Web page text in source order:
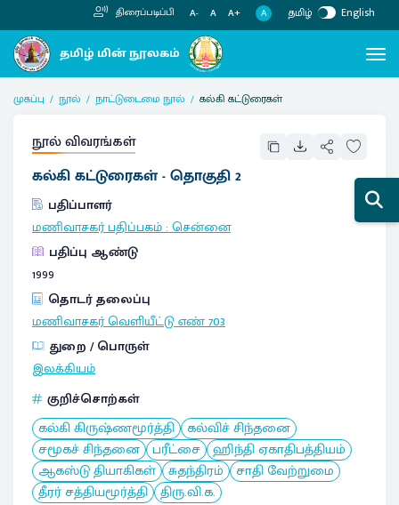
திரைப்படிப்பி A- A A+ A தமிழ் English
முகப்பு நூல் நாட்டுடைமை நூல் கல்கி கட்டுரைகள்
நூல் விவரங்கள்
கல்கி கட்டுரைகள் - தொகுதி 2
பதிப்பாளர்
மணிவாசகர் பதிப்பகம்:சென்னை
பதிப்பு ஆண்டு
1999
தொடர் தலைப்பு
மணிவாசகர் வெளியீட்டு எண்703
துறை / பொருள்
இலக்கியம்
குறிச்சொற்கள்
கல்கி கிருஷ்ணமூர்த்தி கல்விச் சிந்தனை
சமூகச் சிந்தனை பரீட்சை ஹிந்தி ஏகாதிபத்தியம்
ஆகஸ்டு தியாகிகள் சுதந்திரம் சாதி வேற்றுமை
தீரர் சத்தியமூர்த்தி திரு.வி.க.